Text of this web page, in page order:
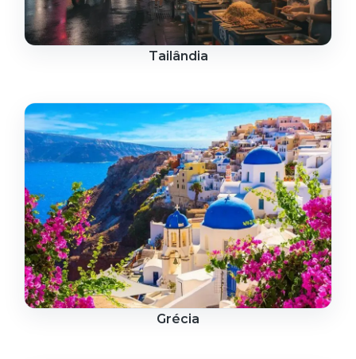
Tailândia
Grécia